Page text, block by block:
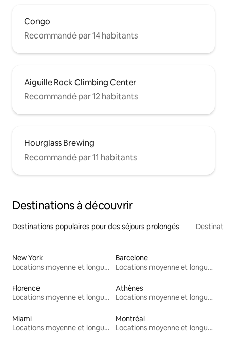
Congo
Recommandé par 14 habitants
Aiguille Rock Climbing Center
Recommandé par 12 habitants
Hourglass Brewing
Recommandé par 11 habitants
Destinations à découvrir
Destinations populaires pour des séjours prolongés
New York
Locations moyenne et longue durée
Barcelone
Locations moyenne et longue durée
Florence
Locations moyenne et longue durée
Athènes
Locations moyenne et longue durée
Miami
Locations moyenne et longue durée
Montréal
Locations moyenne et longue durée